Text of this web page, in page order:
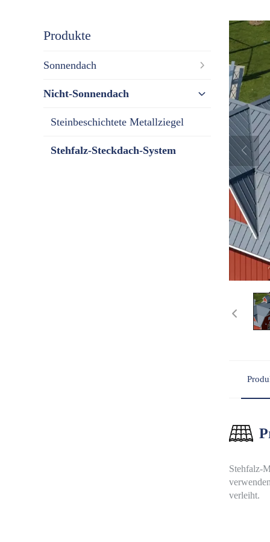
Produkte
Sonnendach
Nicht-Sonnendach
Steinbeschichtete Metallziegel
Stehfalz-Steckdach-System
Stehfalz-
verleiht.